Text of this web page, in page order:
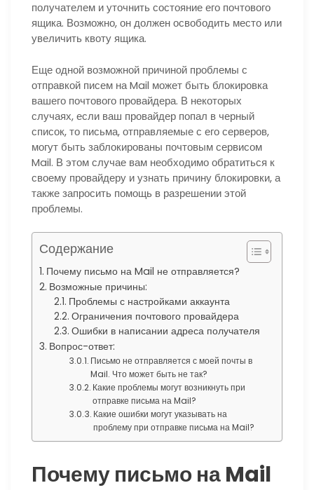
получателем и уточнить состояние его почтового
ящика. Возможно, он должен освободить место или
увеличить квоту ящика.
Еще одной возможной причиной проблемы с
отправкой писем на Mail может быть блокировка
вашего почтового провайдера. В некоторых
случаях, если ваш провайдер попал в черный
список, то письма, отправляемые с его серверов,
могут быть заблокированы почтовым сервисом
Mail. В этом случае вам необходимо обратиться к
своему провайдеру и узнать причину блокировки, а
также запросить помощь в разрешении этой
проблемы.
Содержание
Почему письмо на Mail не отправляется?
Возможные причины:
Проблемы с настройками аккаунта
Ограничения почтового провайдера
Ошибки в написании адреса получателя
Вопрос-ответ:
Письмо не отправляется с моей почты в
Mail. Что может быть не так?
Какие проблемы могут возникнуть при
отправке письма на Mail?
Какие ошибки могут указывать на
проблему при отправке письма на Mail?
Почему письмо на Mail